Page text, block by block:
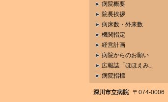
病院概要
院長挨拶
病床数・外来数
機関指定
経営計画
病院からのお願い
広報誌「ほほえみ」
病院指標
深川市立病院 〒074-0006